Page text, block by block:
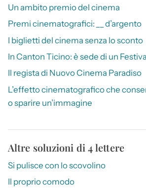
Un ambito premio del cinema
Premi cinematografici: __ d’argento
I biglietti del cinema senza lo sconto
In Canton Ticino: è sede di un
Il regista di Nuovo Cinema Paradiso
L’effetto cinematografico che
o sparire un’immagine
Altre soluzioni di 4 lettere
Si pulisce con lo scovolino
Il proprio comodo